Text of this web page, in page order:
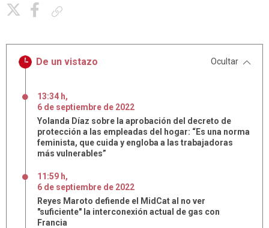
De un vistazo Ocultar
13:34 h,
6 de septiembre de 2022
Yolanda Díaz sobre la aprobación del decreto de
protección a las empleadas del hogar: “Es una norma
feminista, que cuida y engloba a las trabajadoras
más vulnerables”
11:59 h,
6 de septiembre de 2022
Reyes Maroto defiende el MidCat al no ver
"suficiente" la interconexión actual de gas con
Francia